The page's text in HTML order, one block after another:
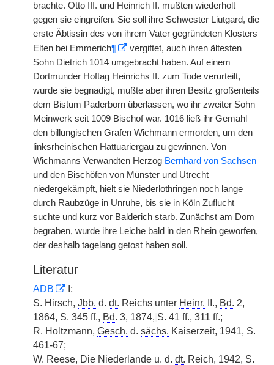
brachte. Otto III. und Heinrich II. mußten wiederholt
gegen sie eingreifen. Sie soll ihre Schwester Liutgard, die
erste Äbtissin des von ihrem Vater gegründeten Klosters
Elten bei Emmerich¶
vergiftet, auch ihren ältesten
Sohn Dietrich 1014 umgebracht haben. Auf einem
Dortmunder Hoftag Heinrichs II. zum Tode verurteilt,
wurde sie begnadigt, mußte aber ihren Besitz großenteils
dem Bistum Paderborn überlassen, wo ihr zweiter Sohn
Meinwerk seit 1009 Bischof war. 1016 ließ ihr Gemahl
den billungischen Grafen Wichmann ermorden, um den
linksrheinischen Hattuariergau zu gewinnen. Von
Wichmanns Verwandten Herzog Bernhard von Sachsen
und den Bischöfen von Münster und Utrecht
niedergekämpft, hielt sie Niederlothringen noch lange
durch Raubzüge in Unruhe, bis sie in Köln Zuflucht
suchte und kurz vor Balderich starb. Zunächst am Dom
begraben, wurde ihre Leiche bald in den Rhein geworfen,
der deshalb tagelang getost haben soll.
Literatur
ADB
I;
S. Hirsch, Jbb. d. dt. Reichs unter Heinr. II., Bd. 2,
1864, S. 345 ff., Bd. 3, 1874, S. 41 ff., 311 ff.;
R. Holtzmann, Gesch. d. sächs. Kaiserzeit, 1941, S.
461-67;
W. Reese, Die Niederlande u. d. dt. Reich, 1942, S.